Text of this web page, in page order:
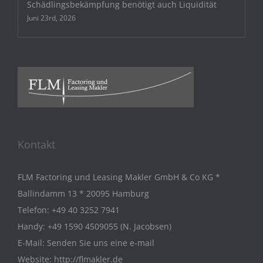
Schädlingsbekämpfung benötigt auch Liquidität
Juni 23rd, 2026
Kontakt
FLM Factoring und Leasing Makler GmbH & Co KG *
Ballindamm 13 * 20095 Hamburg
Telefon: +49 40 3252 7941
Handy: +49 1590 4509055 (N. Jacobsen)
E-Mail: Senden Sie uns eine e-mail
Website: http://flmakler.de